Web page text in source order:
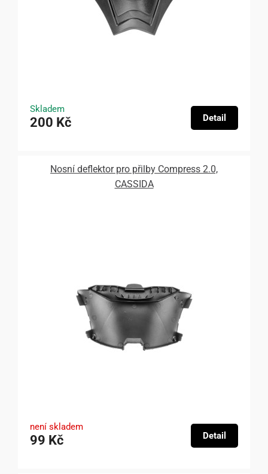
Skladem
200 Kč Detail
Nosní deflektor pro přilby Compress 2.0,
CASSIDA
není skladem
99 Kč Detail